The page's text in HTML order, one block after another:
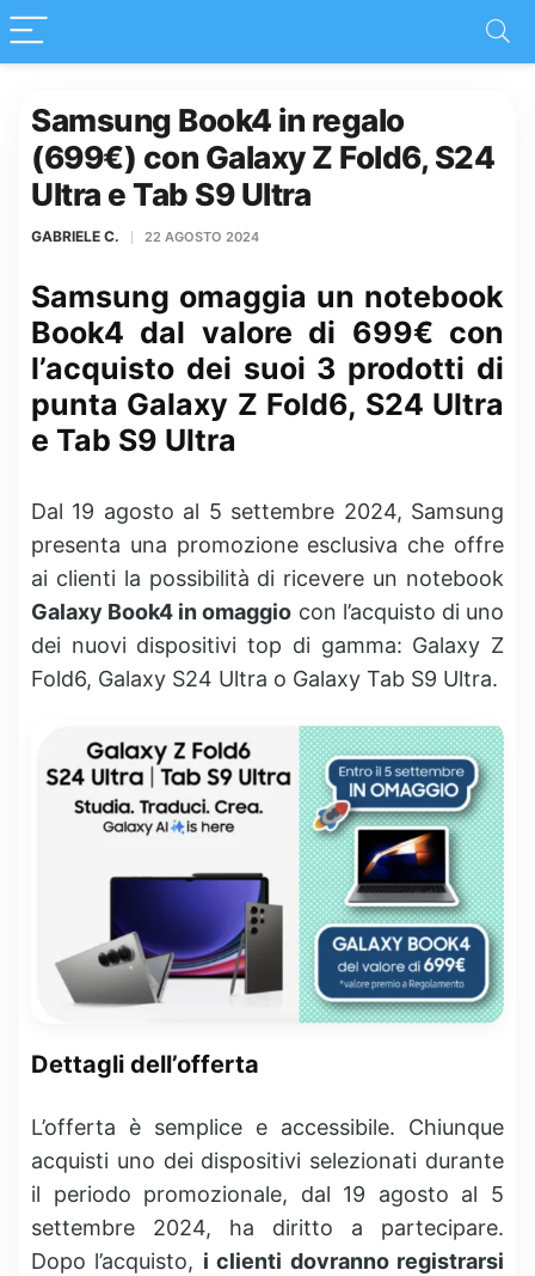
Samsung Book4 in regalo
(699€) con Galaxy Z Fold6, S24
Ultra e Tab S9 Ultra
GABRIELE C. 22 AGOSTO 2024
Samsung omaggia un notebook
Book4 dal valore di 699€ con
l’acquisto dei suoi 3 prodotti di
punta Galaxy Z Fold6, S24 Ultra
e Tab S9 Ultra
Dal 19 agosto al 5 settembre 2024, Samsung
presenta una promozione esclusiva che offre
ai clienti la possibilità di ricevere un notebook
Galaxy Book4 in omaggio con l’acquisto di uno
dei nuovi dispositivi top di gamma: Galaxy Z
Fold6, Galaxy S24 Ultra o Galaxy Tab S9 Ultra.
Dettagli dell’offerta
L’offerta è semplice e accessibile. Chiunque
acquisti uno dei dispositivi selezionati durante
il periodo promozionale, dal 19 agosto al 5
settembre 2024, ha diritto a partecipare.
Dopo l’acquisto, i clienti dovranno registrarsi